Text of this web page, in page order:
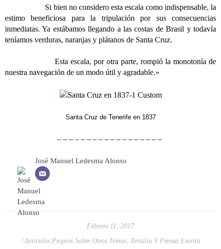
Si bien no considero esta escala como indispensable, la
estimo beneficiosa para la tripulación por sus consecuencias
inmediatas. Ya estábamos llegando a las costas de Brasil y todavía
teníamos verduras, naranjas y plátanos de Santa Cruz.
Esta escala, por otra parte, rompió la monotonía de
nuestra navegación de un modo útil y agradable.»
Santa Cruz de Tenerife en 1837
– – – – – – – – – – – – – – – – – –
José Manuel Ledesma Alonso
Febrero 11, 2017
Artículos Propios Sobre Otros Temas, Tertulia Y Prensa Escrita